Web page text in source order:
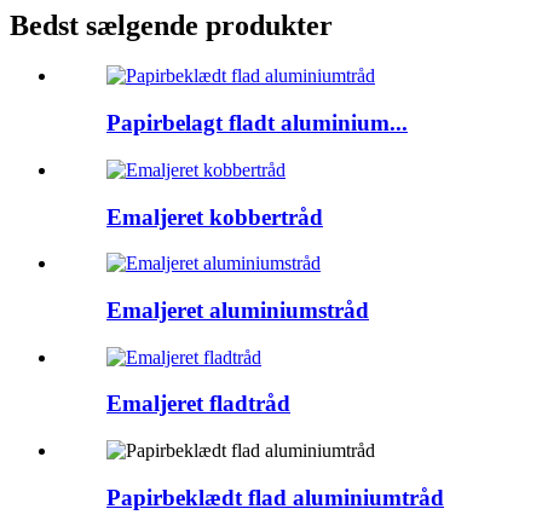
Bedst sælgende produkter
Papirbelagt fladt aluminium...
Emaljeret kobbertråd
Emaljeret aluminiumstråd
Emaljeret fladtråd
Papirbeklædt flad aluminiumtråd